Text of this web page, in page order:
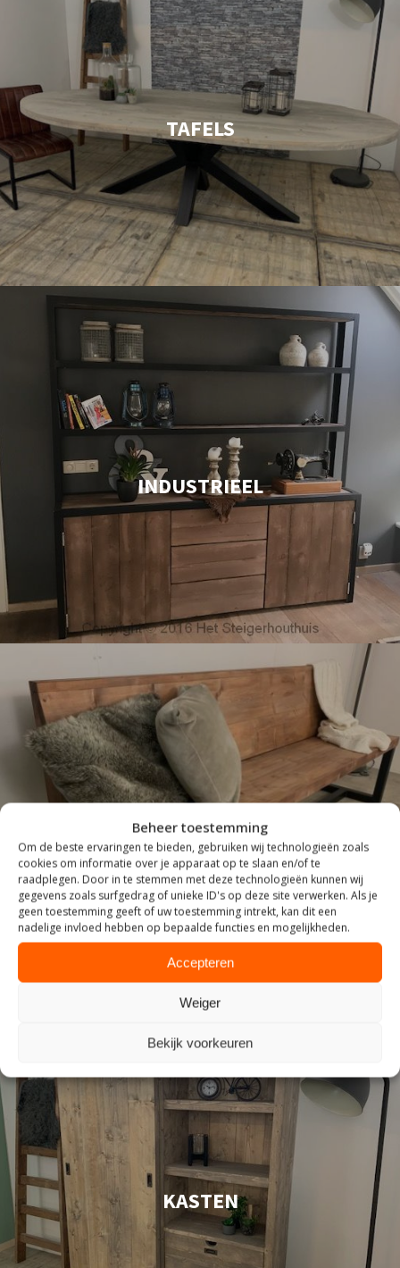
Beheer toestemming
Om de beste ervaringen te bieden, gebruiken wij technologieën zoals
cookies om informatie over je apparaat op te slaan en/of te
raadplegen. Door in te stemmen met deze technologieën kunnen wij
gegevens zoals surfgedrag of unieke ID's op deze site verwerken. Als je
geen toestemming geeft of uw toestemming intrekt, kan dit een
nadelige invloed hebben op bepaalde functies en mogelijkheden.
Accepteren
Weiger
Bekijk voorkeuren
TAFELS
INDUSTRIEEL
ZITTEN
KASTEN